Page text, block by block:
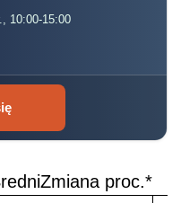
10:00-15:00
Zmiana proc.*